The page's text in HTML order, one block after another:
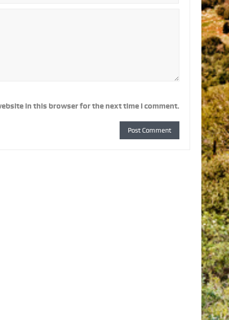
in this browser for the next time I comment.